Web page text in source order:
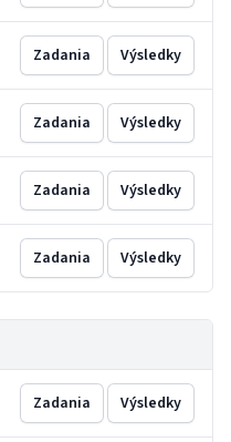
Zadania Výsledky
Zadania Výsledky
Zadania Výsledky
Zadania Výsledky
Zadania Výsledky